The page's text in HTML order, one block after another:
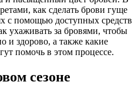
как сделать брови гуще
с помощью доступных средств
ухаживать за бровями, чтобы
и здорово, а также какие
помочь в этом процессе.
сезоне